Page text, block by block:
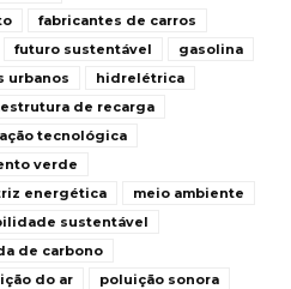
fabricantes de carros
futuro sustentável
gasolina
urbanos
hidrelétrica
de recarga
tecnológica
verde
energética
meio ambiente
sustentável
de carbono
do ar
poluição sonora